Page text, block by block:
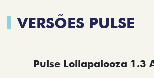
VERSÕES PULSE
Pulse Lollapalooza 1.3